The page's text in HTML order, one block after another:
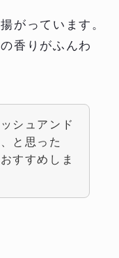
がっています。
香りがふんわ
シュアンド
と思った
すすめしま